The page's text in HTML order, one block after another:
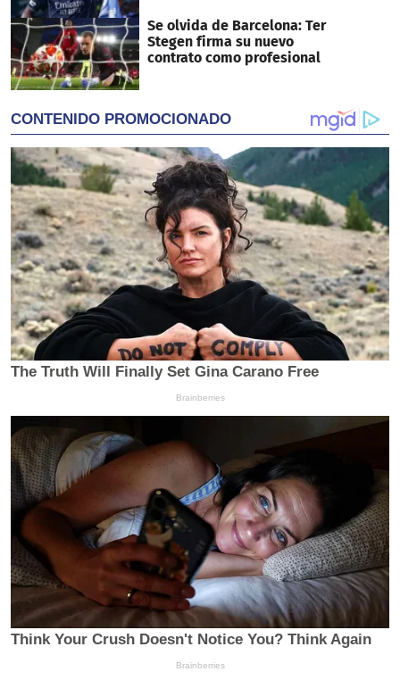
Se olvida de Barcelona: Ter
Stegen firma su nuevo
contrato como profesional